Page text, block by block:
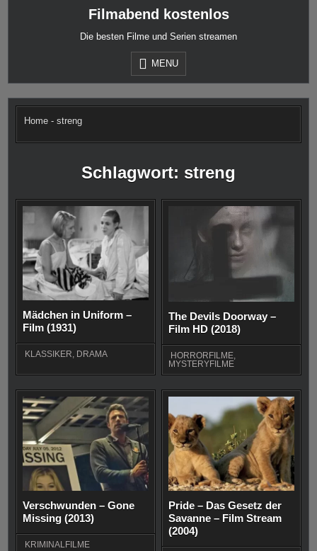
Filmabend kostenlos
Die besten Filme und Serien streamen
MENU
Home -streng
Schlagwort: streng
Mädchen in Uniform –
Film (1931)
KLASSIKER, DRAMA
The Devils Doorway –
Film HD (2018)
HORRORFILME,
MYSTERYFILME
Verschwunden – Gone
Missing (2013)
KRIMINALFILME
Pride – Das Gesetz der
Savanne – Film Stream
(2004)